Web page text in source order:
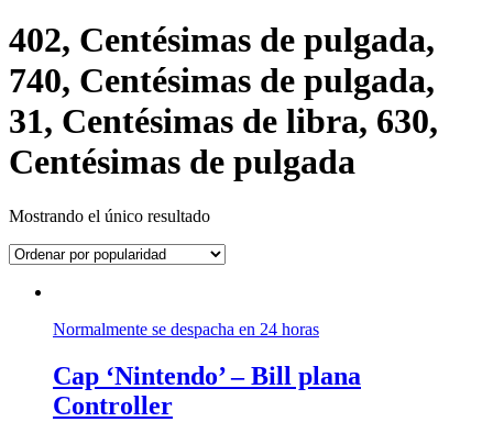
402, Centésimas de pulgada,
740, Centésimas de pulgada,
31, Centésimas de libra, 630,
Centésimas de pulgada
Mostrando el único resultado
Normalmente se despacha en 24 horas
Cap ‘Nintendo’ – Bill plana
Controller